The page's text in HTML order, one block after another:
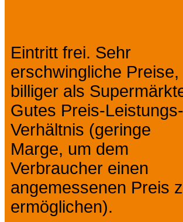
Eintritt frei. Sehr
erschwingliche Preise,
billiger als
Gutes Preis-Leistungs-
Verhältnis (geringe
Marge, um dem
Verbraucher einen
angemessenen Preis
ermöglichen).